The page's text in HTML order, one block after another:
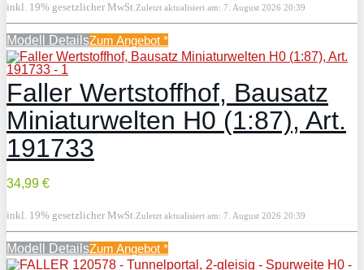
inkl. 19% gesetzlicher MwSt.Zuletzt aktualisiert am: 7. August 2026 20:39
Modell DetailsZum Angebot *
Faller Wertstoffhof, Bausatz
Miniaturwelten H0 (1:87), Art.
191733
34,99 €
inkl. 19% gesetzlicher MwSt.Zuletzt aktualisiert am: 7. August 2026 20:39
Modell DetailsZum Angebot *